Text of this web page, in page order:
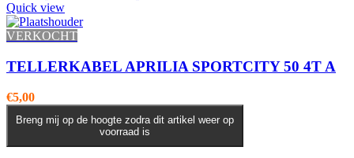
Quick view
VERKOCHT
TELLERKABEL APRILIA SPORTCITY 50 4T A
€5,00
Breng mij op de hoogte zodra dit artikel weer op
voorraad is